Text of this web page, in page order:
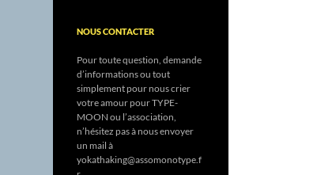
NOUS CONTACTER
Pour toute question, demande
d’informations ou tout
simplement pour nous crier
votre amour pour TYPE-
MOON ou l’association,
n’hésitez pas à nous envoyer
un mail à
yokathaking@assomonotype.f